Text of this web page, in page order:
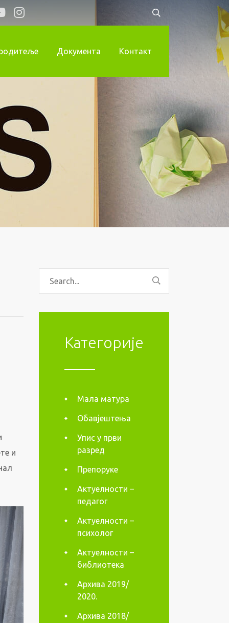
Документа Контакт
и
Категорије
Мала матура
Обавјештења
Упис у први
разред
Препоруке
Актуелности –
педагог
Актуелности –
психолог
Актуелности –
библиотека
Архива 2019/
2020.
Архива 2018/